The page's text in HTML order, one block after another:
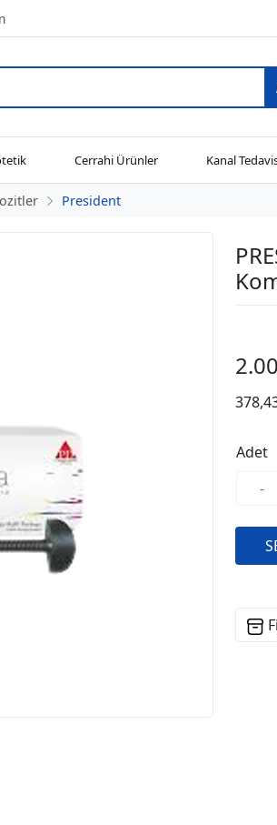
Cerrahi Ürünler Kanal
President
Adet
-